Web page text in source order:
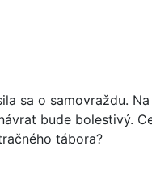
sa o samovraždu.
bude
tábora?